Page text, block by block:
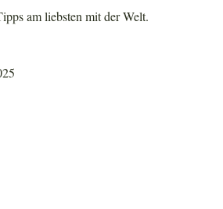
am liebsten mit der Welt.